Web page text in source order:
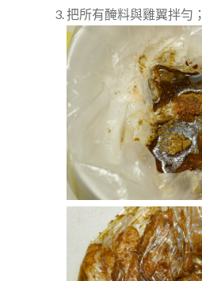
把所有醃料與雞翼拌勻；